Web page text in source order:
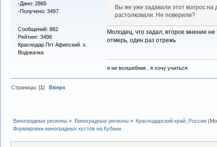
-Дано: 2865
-Получено: 3497
Сообщений: 882
Рейтинг: 3498
Краснодар Пгт Афипский. х.
Водокачка
Вы же уже задавали этот вопрос
растолковали. Не поверили?
Молодец, что задал, второе мнение
отмерь, один раз отрежь
я не волшебник , я хочу учиться
Страницы: [1] Вверх
Виноградные регионы » Виноградные регионы» Краснодарский край, Россия
Формировки виноградных кустов на Кубани.